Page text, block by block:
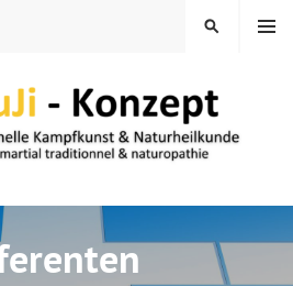
MENÜ
SUCHEN